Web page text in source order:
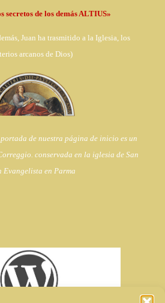
secretos de los demás ALTIUS»
Juan ha trasmitido a la Iglesia, los
arcanos de Dios)
de nuestra página de inicio es un
conservada en la iglesia deSan
Evangelista en Parma